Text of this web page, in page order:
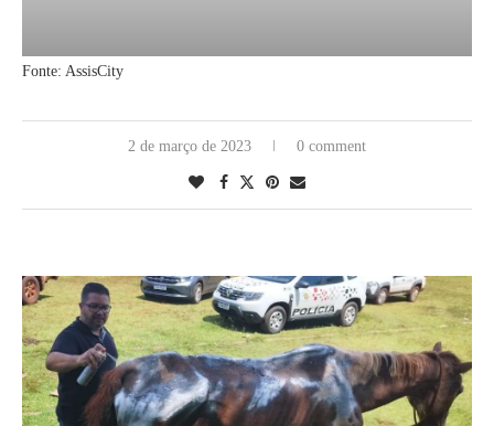
Fonte: AssisCity
2 de março de 2023 0 comment